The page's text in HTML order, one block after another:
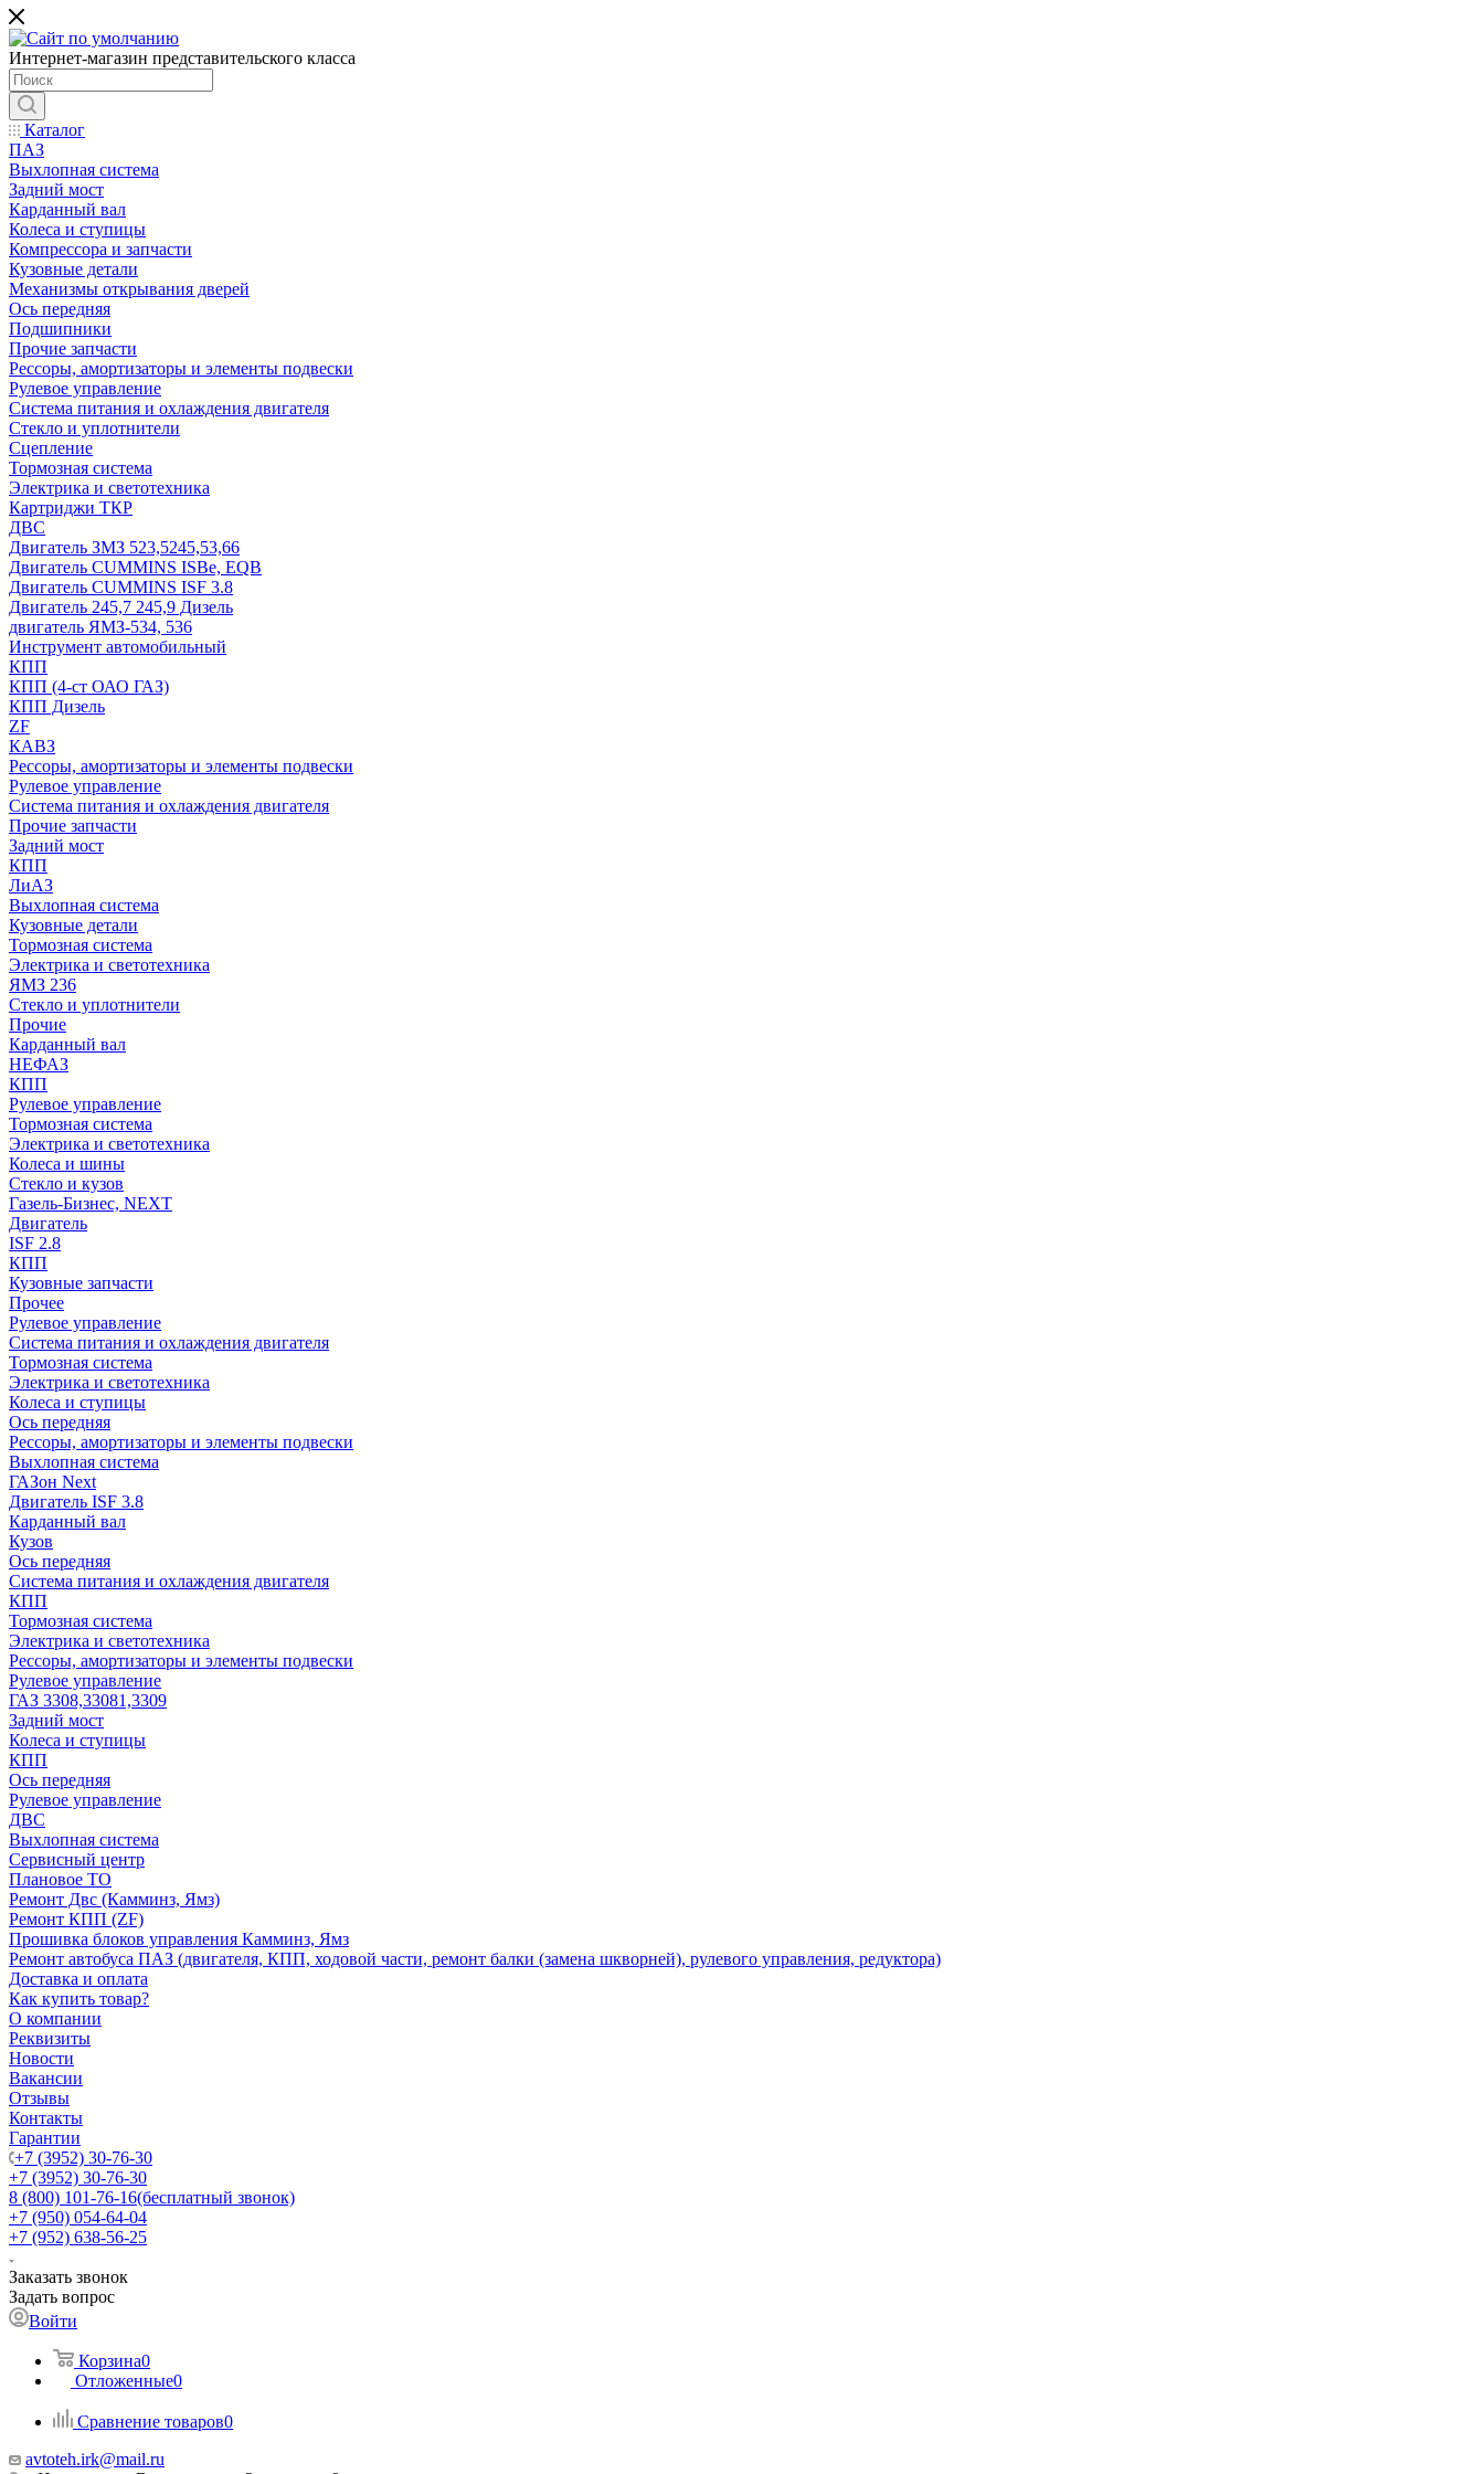
Интернет-магазин представительского класса
Каталог
ПАЗ
Выхлопная система
Задний мост
Карданный вал
Колеса и ступицы
Компрессора и запчасти
Кузовные детали
Механизмы открывания дверей
Ось передняя
Подшипники
Прочие запчасти
Рессоры, амортизаторы и элементы подвески
Рулевое управление
Система питания и охлаждения двигателя
Стекло и уплотнители
Сцепление
Тормозная система
Электрика и светотехника
Картриджи ТКР
ДВС
Двигатель ЗМЗ 523,5245,53,66
Двигатель CUMMINS ISBe, EQB
Двигатель CUMMINS ISF 3.8
Двигатель 245,7 245,9 Дизель
двигатель ЯМЗ-534, 536
Инструмент автомобильный
КПП
КПП (4-ст ОАО ГАЗ)
КПП Дизель
ZF
КАВЗ
Рессоры, амортизаторы и элементы подвески
Рулевое управление
Система питания и охлаждения двигателя
Прочие запчасти
Задний мост
КПП
ЛиАЗ
Выхлопная система
Кузовные детали
Тормозная система
Электрика и светотехника
ЯМЗ 236
Стекло и уплотнители
Прочие
Карданный вал
НЕФАЗ
КПП
Рулевое управление
Тормозная система
Электрика и светотехника
Колеса и шины
Стекло и кузов
Газель-Бизнес, NEXT
Двигатель
ISF 2.8
КПП
Кузовные запчасти
Прочее
Рулевое управление
Система питания и охлаждения двигателя
Тормозная система
Электрика и светотехника
Колеса и ступицы
Ось передняя
Рессоры, амортизаторы и элементы подвески
Выхлопная система
ГАЗон Next
Двигатель ISF 3.8
Карданный вал
Кузов
Ось передняя
Система питания и охлаждения двигателя
КПП
Тормозная система
Электрика и светотехника
Рессоры, амортизаторы и элементы подвески
Рулевое управление
ГАЗ 3308,33081,3309
Задний мост
Колеса и ступицы
КПП
Ось передняя
Рулевое управление
ДВС
Выхлопная система
Сервисный центр
Плановое ТО
Ремонт Двс (Камминз, Ямз)
Ремонт КПП (ZF)
Прошивка блоков управления Камминз, Ямз
Ремонт автобуса ПАЗ (двигателя, КПП, ходовой части, ремонт балки (замена шкворней), рулевого управления, редуктора)
Доставка и оплата
Как купить товар?
О компании
Реквизиты
Новости
Вакансии
Отзывы
Контакты
Гарантии
+7 (3952) 30-76-30
+7 (3952) 30-76-30
8 (800) 101-76-16(бесплатный звонок)
+7 (950) 054-64-04
+7 (952) 638-56-25
Заказать звонок
Задать вопрос
Войти
Корзина0
Отложенные0
Сравнение товаров0
avtoteh.irk@mail.ru